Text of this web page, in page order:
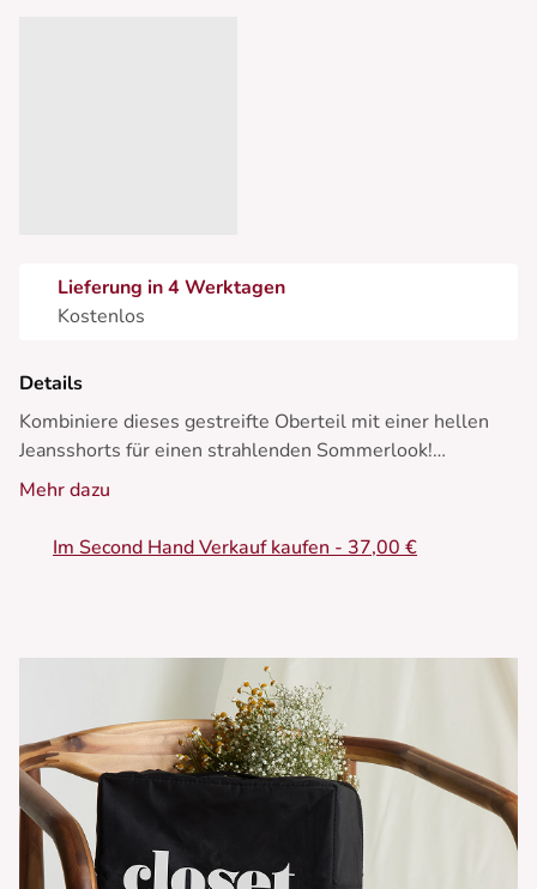
Lieferung in 4 Werktagen
Kostenlos
Details
Kombiniere dieses gestreifte Oberteil mit einer hellen
Jeansshorts für einen strahlenden Sommerlook!
• Gerade Schnitt
Mehr dazu
Im Second Hand Verkauf kaufen - 37,00 €